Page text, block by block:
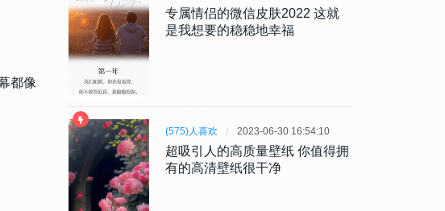
都像
专属情侣的微信皮肤2022 这就
是我想要的稳稳地幸福
(575)人喜欢 2023-06-30 16:54:10
超吸引人的高质量壁纸 你值得拥
有的高清壁纸很干净